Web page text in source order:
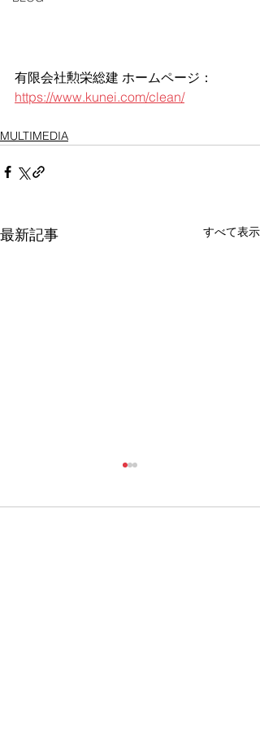
有限会社勲栄総建 ホームページ：
https://www.kunei.com/clean/
MULTIMEDIA
最新記事 すべて表示